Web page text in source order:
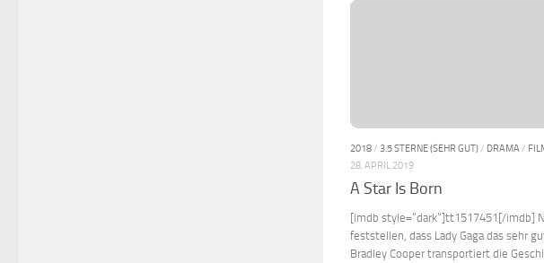
2018/ 3.5 STERNE (SEHR GUT)/ DRAMA /
28. APRIL 2019
A Star Is Born
[imdb style=“dark“]tt1517451[/imdb]
feststellen, dass Lady Gaga das sehr
Bradley Cooper transportiert die